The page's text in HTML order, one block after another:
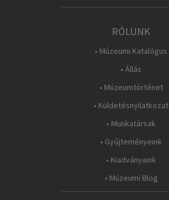
RÓLUNK
• Múzeumi Katalógus
• Állás
• Múzeumtörténet
• Küldetésnyilatkozat
• Munkatársak
• Gyűjteményeink
• Kiadványaink
• Múzeumi Blog